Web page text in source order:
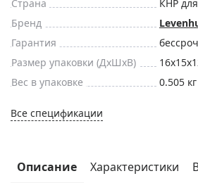
Страна
КНР
Бренд
Гарантия
Размер упаковки (ДxШxВ)
Вес в упаковке
0.505 кг
Все спецификации
Описание Характеристики